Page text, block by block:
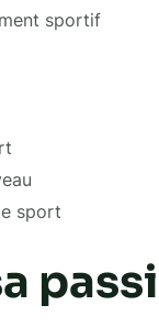
sportif
sport